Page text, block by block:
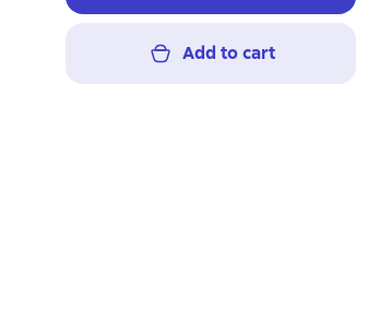
Add to cart